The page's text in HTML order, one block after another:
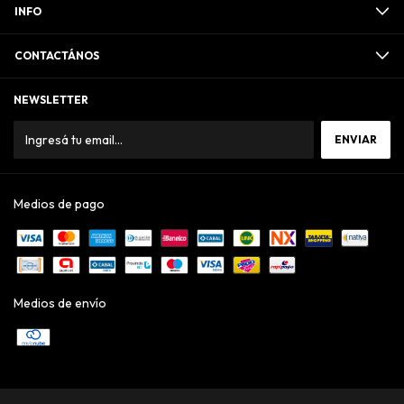
INFO
CONTACTÁNOS
NEWSLETTER
Medios de pago
Medios de envío